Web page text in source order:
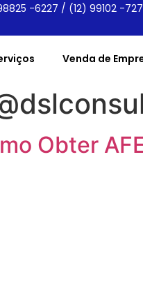
-6227 / (12) 99102 -
Venda de
Obter